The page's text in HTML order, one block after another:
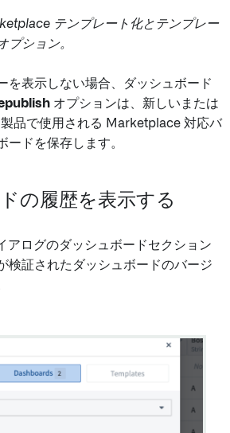
テンプレート化とテンプレー
プション。
を表示しない場合、ダッシュボード
オプションは、新しいまたは
品で使用される Marketplace 対応バ
ードを保存します。
の履歴を表示する
アログのダッシュボードセクション
検証されたダッシュボードのバージ